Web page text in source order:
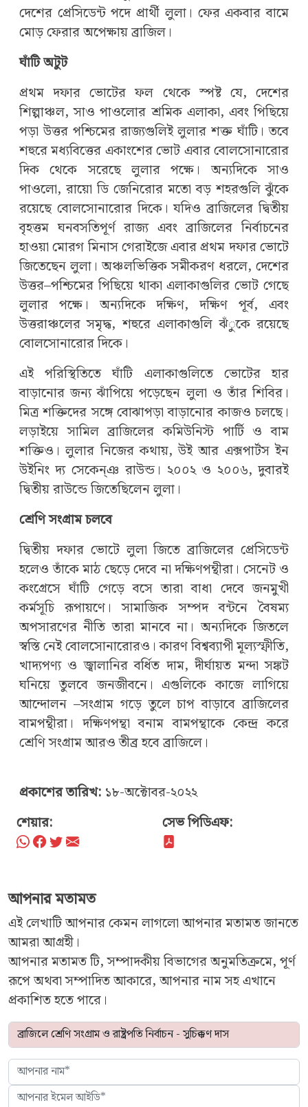
দেশের প্রেসিডেন্ট পদে প্রার্থী লুলা। ফের একবার বামে
মোড় ফেরার অপেক্ষায় ব্রাজিল।
ঘাঁটি অটুট
প্রথম দফার ভোটের ফল থেকে স্পষ্ট যে, দেশের
শিল্পাঞ্চল, সাও পাওলোর শ্রমিক এলাকা, এবং পিছিয়ে
পড়া উত্তর পশ্চিমের রাজ্যগুলিই লুলার শক্ত ঘাঁটি। তবে
শহুরে মধ্যবিত্তের একাংশের ভোট এবার বোলসোনারোর
দিক থেকে সরেছে লুলার পক্ষে। অন্যদিকে সাও
পাওলো, রায়ো ডি জেনিরোর মতো বড় শহরগুলি ঝুঁকে
রয়েছে বোলসোনারোর দিকে। যদিও ব্রাজিলের দ্বিতীয়
বৃহত্তম ঘনবসতিপূর্ণ রাজ্য এবং ব্রাজিলের নির্বাচনের
হাওয়া মোরগ মিনাস গেরাইজে এবার প্রথম দফার ভোটে
জিতেছেন লুলা। অঞ্চলভিত্তিক সমীকরণ ধরলে, দেশের
উত্তর–পশ্চিমের পিছিয়ে থাকা এলাকাগুলির ভোট গেছে
লুলার পক্ষে। অন্যদিকে দক্ষিণ, দক্ষিণ পূর্ব, এবং
উত্তরাঞ্চলের সমৃদ্ধ, শহুরে এলাকাগুলি ঝঁুকে রয়েছে
বোলসোনারোর দিকে।
এই পরিস্থিতিতে ঘাঁটি এলাকাগুলিতে ভোটের হার
বাড়ানোর জন্য ঝাঁপিয়ে পড়েছেন লুলা ও তাঁর শিবির।
মিত্র শক্তিদের সঙ্গে বোঝাপড়া বাড়ানোর কাজও চলছে।
লড়াইয়ে সামিল ব্রাজিলের কমিউনিস্ট পার্টি ও বাম
শক্তিও। লুলার নিজের কথায়, উই আর এক্সপার্টস ইন
উইনিং দ্য সেকেন্ঞ রাউন্ড। ২০০২ ও ২০০৬, দুবারই
দ্বিতীয় রাউন্ডে জিতেছিলেন লুলা।
শ্রেণি সংগ্রাম চলবে
দ্বিতীয় দফার ভোটে লুলা জিতে ব্রাজিলের প্রেসিডেন্ট
হলেও তাঁকে মাঠ ছেড়ে দেবে না দক্ষিণপন্থীরা। সেনেট ও
কংগ্রেসে ঘাঁটি গেড়ে বসে তারা বাধা দেবে জনমুখী
কর্মসূচি রূপায়ণে। সামাজিক সম্পদ বন্টনে বৈষম্য
অপসারণের নীতি তারা মানবে না। অন্যদিকে জিতলে
স্বস্তি নেই বোলসোনারোরও। কারণ বিশ্বব্যাপী মূল্যস্ফীতি,
খাদ্যপণ্য ও জ্বালানির বর্ধিত দাম, দীর্ঘায়ত মন্দা সঙ্কট
ঘনিয়ে তুলবে জনজীবনে। এগুলিকে কাজে লাগিয়ে
আন্দোলন –সংগ্রাম গড়ে তুলে চাপ বাড়াবে ব্রাজিলের
বামপন্থীরা। দক্ষিণপন্থা বনাম বামপন্থাকে কেন্দ্র করে
শ্রেণি সংগ্রাম আরও তীব্র হবে ব্রাজিলে।
প্রকাশের তারিখ: ১৮-অক্টোবর-২০২২
শেয়ার:
সেভ পিডিএফ:
আপনার মতামত
এই লেখাটি আপনার কেমন লাগলো আপনার মতামত জানতে
আমরা আগ্রহী।
আপনার মতামত টি, সম্পাদকীয় বিভাগের অনুমতিক্রমে, পূর্ণ
রূপে অথবা সম্পাদিত আকারে, আপনার নাম সহ এখানে
প্রকাশিত হতে পারে।